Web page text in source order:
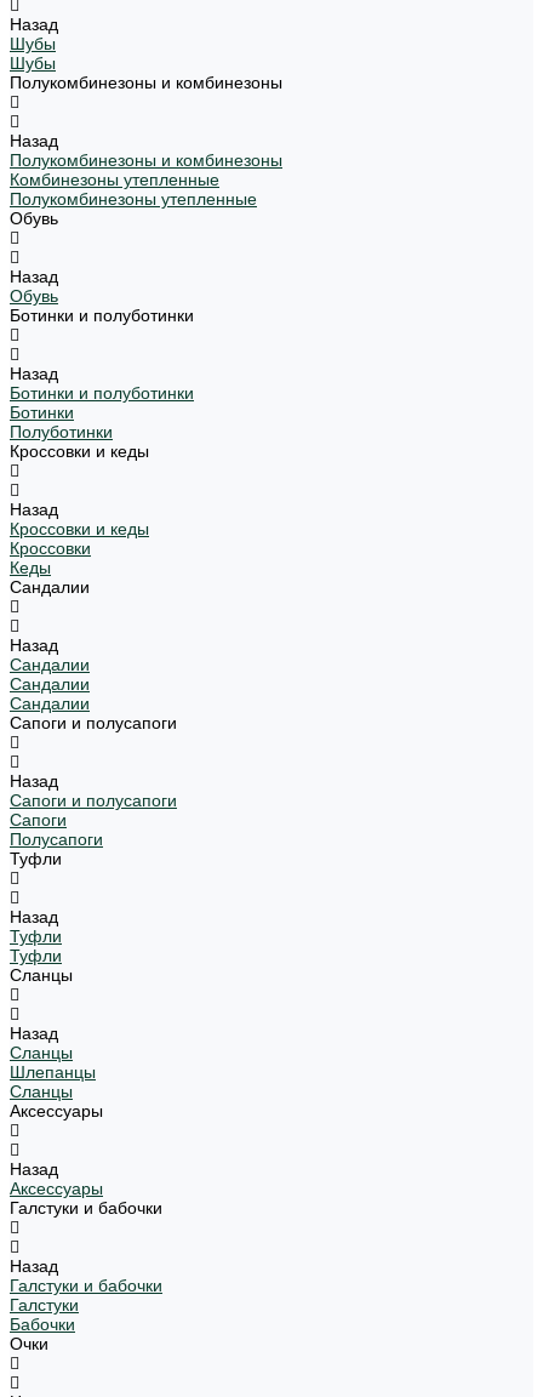
Назад
Шубы
Шубы
Полукомбинезоны и комбинезоны
Назад
Полукомбинезоны и комбинезоны
Комбинезоны утепленные
Полукомбинезоны утепленные
Обувь
Назад
Обувь
Ботинки и полуботинки
Назад
Ботинки и полуботинки
Ботинки
Полуботинки
Кроссовки и кеды
Назад
Кроссовки и кеды
Кроссовки
Кеды
Сандалии
Назад
Сандалии
Сандалии
Сандалии
Сапоги и полусапоги
Назад
Сапоги и полусапоги
Сапоги
Полусапоги
Туфли
Назад
Туфли
Туфли
Сланцы
Назад
Сланцы
Шлепанцы
Сланцы
Аксессуары
Назад
Аксессуары
Галстуки и бабочки
Назад
Галстуки и бабочки
Галстуки
Бабочки
Очки